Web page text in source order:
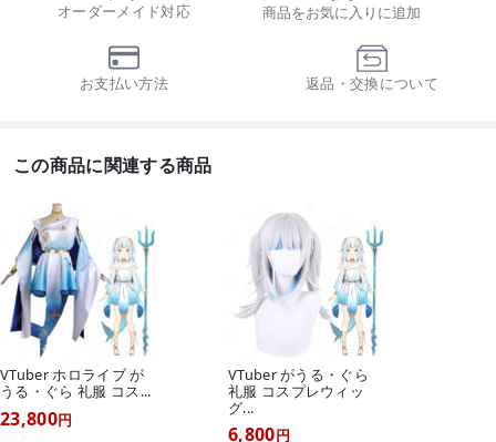
オーダーメイド対応 商品をお気に入りに追加
お支払い方法 返品・交換について
この商品に関連する商品
VTuber ホロライブ が
うる・ぐら 礼服 コス...
23,800円
VTuber がうる・ぐら
礼服 コスプレウィッ
グ...
6,800円